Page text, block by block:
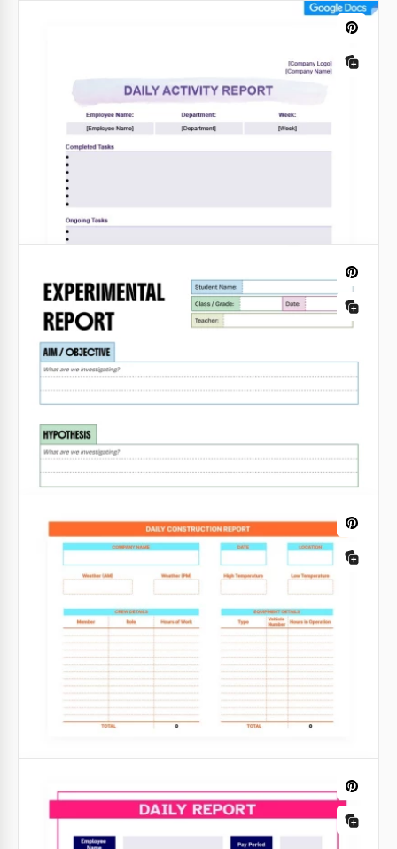
Hell-lila Täglicher Aktivitätsbericht
Es ist immer eine gute Idee, einen täglichen
Aktivitätenbericht zu erstellen.
Google Docs